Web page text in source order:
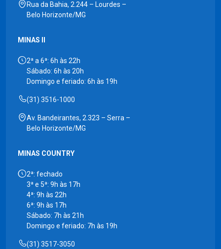
Rua da Bahia, 2.244 – Lourdes –
Belo Horizonte/MG
MINAS II
2ª a 6ª: 6h às 22h
Sábado: 6h às 20h
Domingo e feriado: 6h às 19h
(31) 3516-1000
Av. Bandeirantes, 2.323 – Serra –
Belo Horizonte/MG
MINAS COUNTRY
2ª: fechado
3ª e 5ª: 9h às 17h
4ª: 9h às 22h
6ª: 9h às 17h
Sábado: 7h às 21h
Domingo e feriado: 7h às 19h
(31) 3517-3050